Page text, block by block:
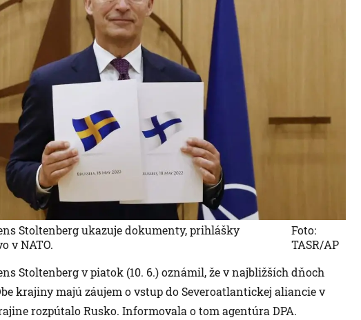
Stoltenberg ukazuje dokumenty, prihlášky
v NATO.
Foto:
TASR/AP
Stoltenberg v piatok (10. 6.) oznámil, že v najbližších dňoch
krajiny majú záujem o vstup do Severoatlantickej aliancie v
rozpútalo Rusko. Informovala o tom agentúra DPA.